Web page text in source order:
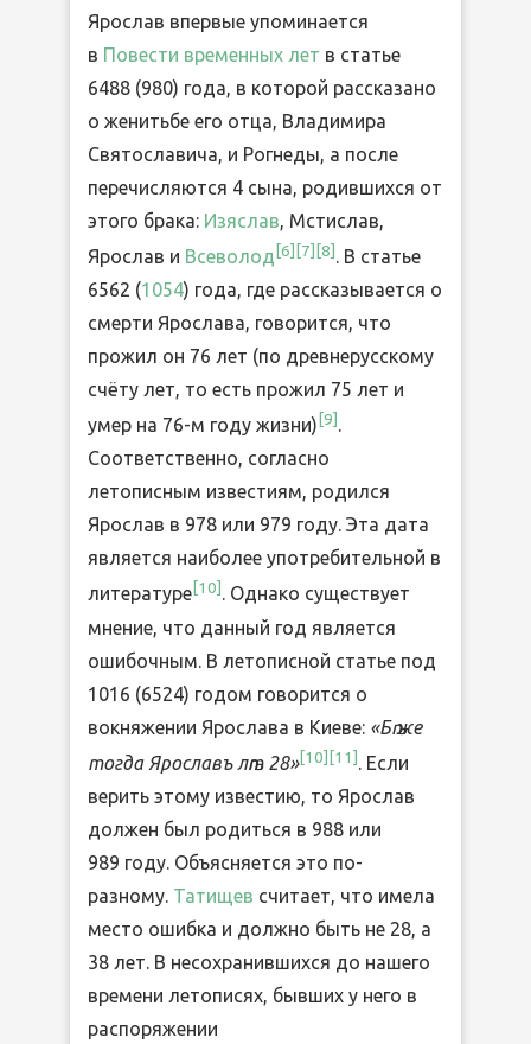
Ярослав впервые упоминается
в Повести временных лет в статье
6488 (980) года, в которой рассказано
о женитьбе его отца, Владимира
Святославича, и Рогнеды, а после
перечисляются 4 сына, родившихся от
этого брака: Изяслав, Мстислав,
Ярослав и Всеволод 6 7 8 . В статье
6562 (1054) года, где рассказывается о
смерти Ярослава, говорится, что
прожил он 76 лет (по древнерусскому
счёту лет, то есть прожил 75 лет и
умер на 76-м году жизни) 9 .
Соответственно, согласно
летописным известиям, родился
Ярослав в 978 или 979 году. Эта дата
является наиболее употребительной в
литературе 10 . Однако существует
мнение, что данный год является
ошибочным. В летописной статье под
1016 (6524) годом говорится о
вокняжении Ярослава в Киеве: «Бѣ же
тогда Ярославъ лѣт 28» 10 11 . Если
верить этому известию, то Ярослав
должен был родиться в 988 или
989 году. Объясняется это по-
разному. Татищев считает, что имела
место ошибка и должно быть не 28, а
38 лет. В несохранившихся до нашего
времени летописях, бывших у него в
распоряжении